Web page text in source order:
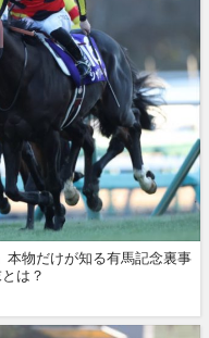
本物だけが知る有馬記念裏事
は？